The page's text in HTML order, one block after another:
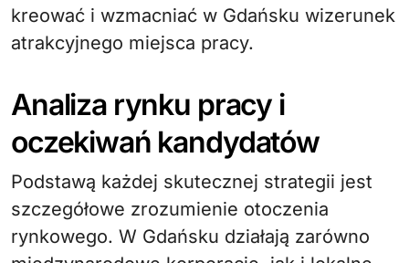
kreować i wzmacniać w Gdańsku wizerunek
atrakcyjnego miejsca pracy.
Analiza rynku pracy i
oczekiwań kandydatów
Podstawą każdej skutecznej strategii jest
szczegółowe zrozumienie otoczenia
rynkowego. W Gdańsku działają zarówno